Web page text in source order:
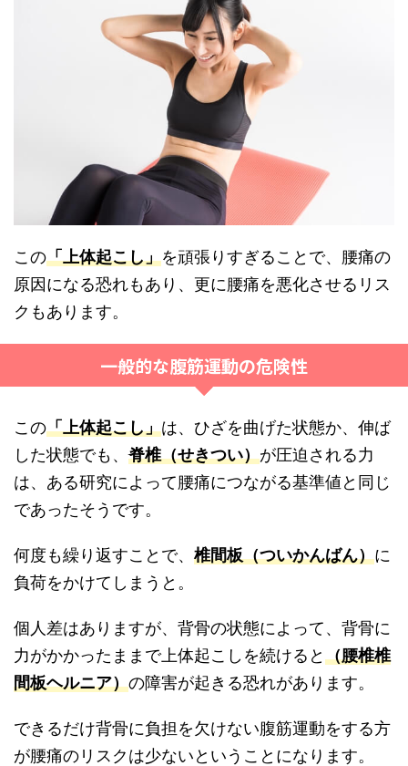
この「上体起こし」を頑張りすぎることで、腰痛の
原因になる恐れもあり、更に腰痛を悪化させるリス
クもあります。
一般的な腹筋運動の危険性
この「上体起こし」は、ひざを曲げた状態か、伸ば
した状態でも、脊椎（せきつい）が圧迫される力
は、ある研究によって腰痛につながる基準値と同じ
であったそうです。
何度も繰り返すことで、 椎間板（ついかんばん）に
負荷をかけてしまうと。
個人差はありますが、背骨の状態によって、背骨に
力がかかったままで上体起こしを続けると（腰椎椎
間板ヘルニア）の障害が起きる恐れがあります。
できるだけ背骨に負担を欠けない腹筋運動をする方
が腰痛のリスクは少ないということになります。